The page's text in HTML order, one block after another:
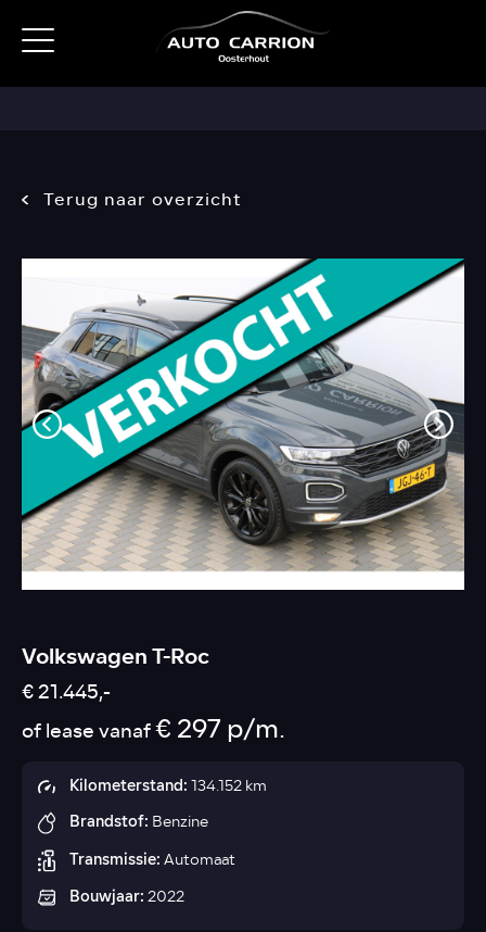
Terug naar overzicht
Volkswagen T-Roc
€ 21.445,-
of lease vanaf€ 297 p/m.
Kilometerstand:134.152 km
Brandstof: Benzine
Transmissie:Automaat
Bouwjaar:2022